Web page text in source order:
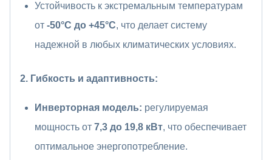
Устойчивость к экстремальным температурам
от -50°C до +45°C, что делает систему
надежной в любых климатических условиях.
2. Гибкость и адаптивность:
Инверторная модель: регулируемая
мощность от 7,3 до 19,8 кВт, что обеспечивает
оптимальное энергопотребление.